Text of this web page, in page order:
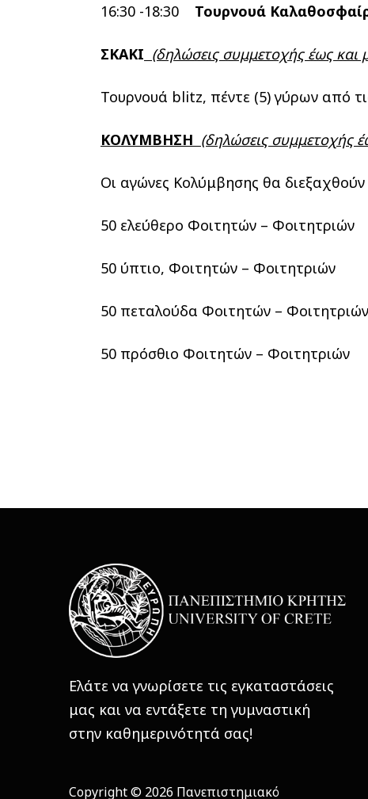
16:30 -18:30 Τουρνουά
ΣΚΑΚΙ (δηλώσεις συμμετοχής έως και
Τουρνουά blitz, πέντε (5) γύρων από
ΚΟΛΥΜΒΗΣΗ (δηλώσεις συμμετοχής
Οι αγώνες Κολύμβησης θα διεξαχθούν
50 ελεύθερο Φοιτητών – Φοιτητριών
50 ύπτιο, Φοιτητών – Φοιτητριών
50 πεταλούδα Φοιτητών – Φοιτητριών
50 πρόσθιο Φοιτητών – Φοιτητριών
Ελάτε να γνωρίσετε τις εγκαταστάσεις
μας και να εντάξετε τη γυμναστική
στην καθημερινότητά σας!
Copyright © 2026 Πανεπιστημιακό